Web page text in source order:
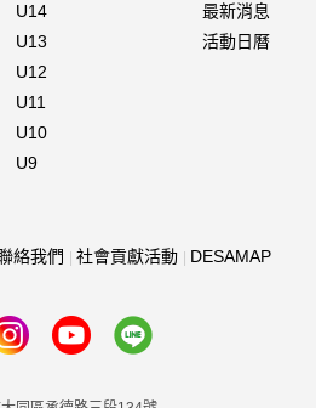
U14
U13
U12
U11
U10
U9
最新消息
活動日曆
絡我們 社會貢獻活動 DESAMAP